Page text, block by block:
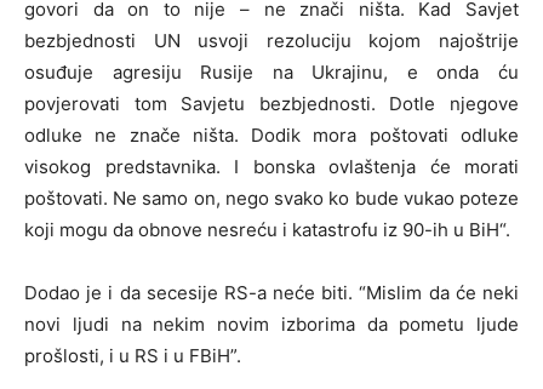
govori da on to nije – ne znači ništa. Kad Savjet
bezbjednosti UN usvoji rezoluciju kojom najoštrije
osuđuje agresiju Rusije na Ukrajinu, e onda ću
povjerovati tom Savjetu bezbjednosti. Dotle njegove
odluke ne znače ništa. Dodik mora poštovati odluke
visokog predstavnika. I bonska ovlaštenja će morati
poštovati. Ne samo on, nego svako ko bude vukao poteze
koji mogu da obnove nesreću i katastrofu iz 90-ih u BiH“.
Dodao je i da secesije RS-a neće biti. “Mislim da će neki
novi ljudi na nekim novim izborima da pometu ljude
prošlosti, i u RS i u FBiH”.